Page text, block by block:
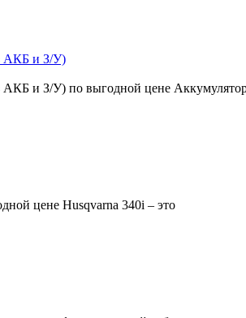
АКБ и З/У)
АКБ и З/У) по выгодной цене
цене Husqvarna 340i – это